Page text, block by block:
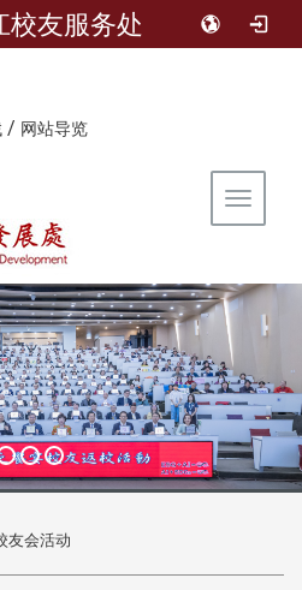
校友服务处
/ 网站导览
Toggle
友会活动